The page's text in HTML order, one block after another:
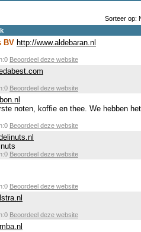
Sorteer op:
BV http://www.aldebaran.nl
Beoordeel deze website
Beoordeel deze website
noten, koffie en thee. We hebben
Beoordeel deze website
Beoordeel deze website
Beoordeel deze website
Beoordeel deze website